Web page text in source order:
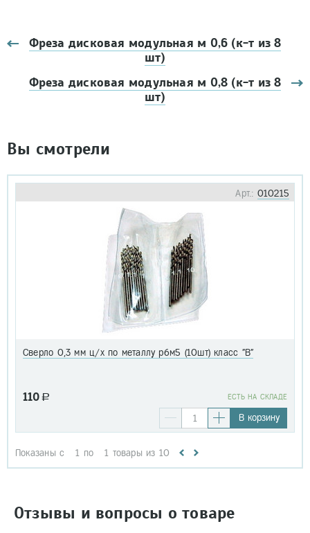
Фреза дисковая модульная м 0,6 (к-т из 8
шт)
Фреза дисковая модульная м 0,8 (к-т из 8
шт)
Вы смотрели
Арт.: 010215
Сверло 0,3 мм ц/х по металлу р6м5 (10шт) класс "В"
110 a EСТЬ НА СКЛАДЕ
В корзину
Показаны с 1 по 1 товары из 10
Отзывы и вопросы о товаре